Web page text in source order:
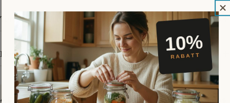
Technische Daten
Herstellerangaben
4,89 von 5 · über 33.000 Bewertungen bei Trusted Shops